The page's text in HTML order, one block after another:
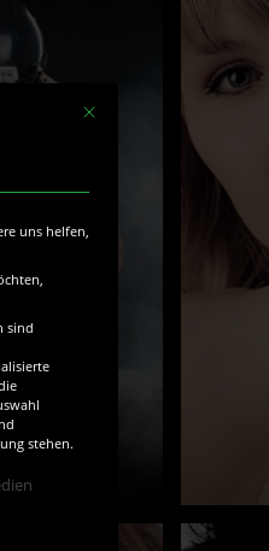
Mit diesem Button wird der
uns helfen,
sind
stehen.
erteilt werden kann.